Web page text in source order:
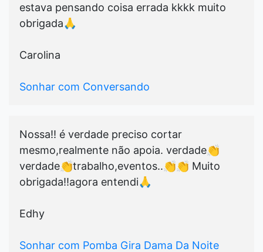
estava pensando coisa errada kkkk muito
obrigada🙏
Carolina
Sonhar com Conversando
Nossa!! é verdade preciso cortar
mesmo,realmente não apoia. verdade👏
verdade👏trabalho,eventos..👏👏 Muito
obrigada!!agora entendi🙏
Edhy
Sonhar com Pomba Gira Dama Da Noite